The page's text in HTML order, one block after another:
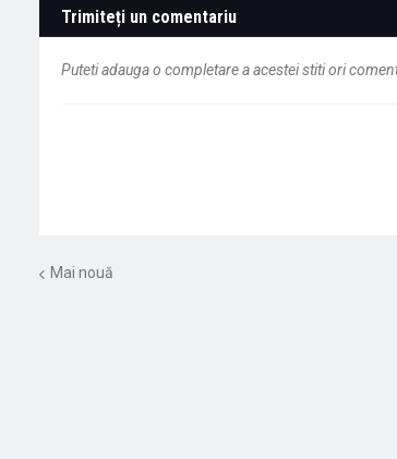
Trimiteți un comentariu
Puteti adauga o completare a acestei stiti ori
Mai nouă